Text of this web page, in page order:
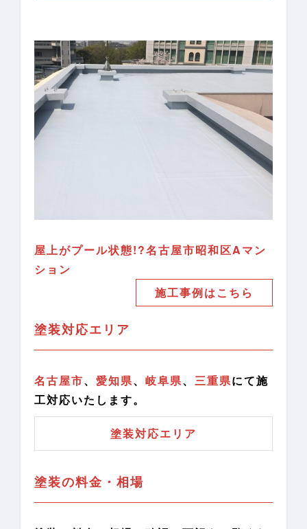
屋上がプール状態!?名古屋市昭和区Aマン
ション
施工事例はこちら
塗装対応エリア
名古屋市、 愛知県、 岐阜県、 三重県にて施
工対応いたします。
塗装対応エリア
塗装の料金・相場